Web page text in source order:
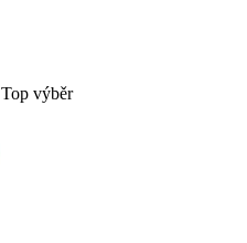
Top výběr